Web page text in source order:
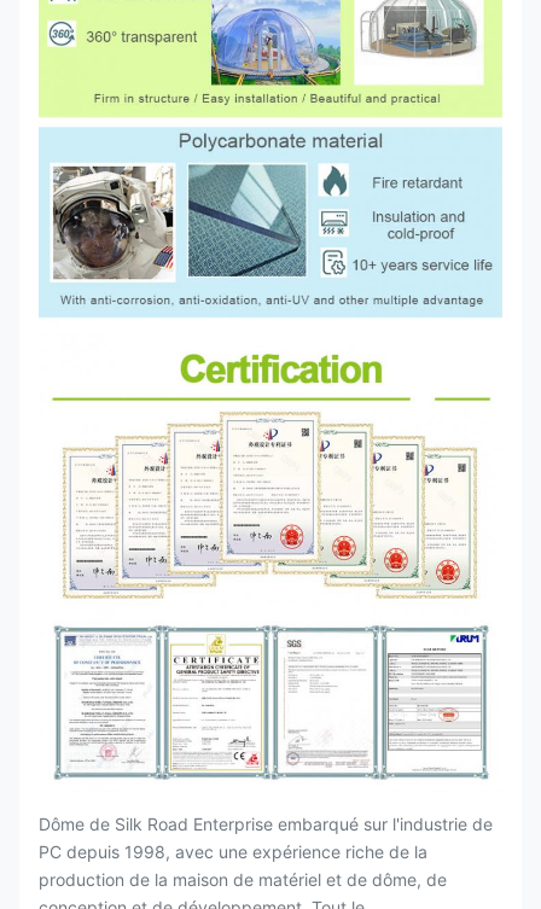
Dôme de Silk Road Enterprise embarqué sur l'industrie de
PC depuis 1998, avec une expérience riche de la
production de la maison de matériel et de dôme, de